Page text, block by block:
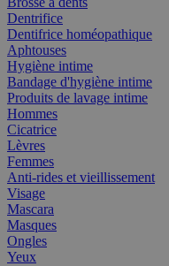
Dentrifice
Dentifrice homéopathique
Aphtouses
Hygiène intime
Bandage d'hygiène intime
Produits de lavage intime
Hommes
Cicatrice
Lèvres
Femmes
Anti-rides et vieillissement
Visage
Mascara
Masques
Ongles
Yeux